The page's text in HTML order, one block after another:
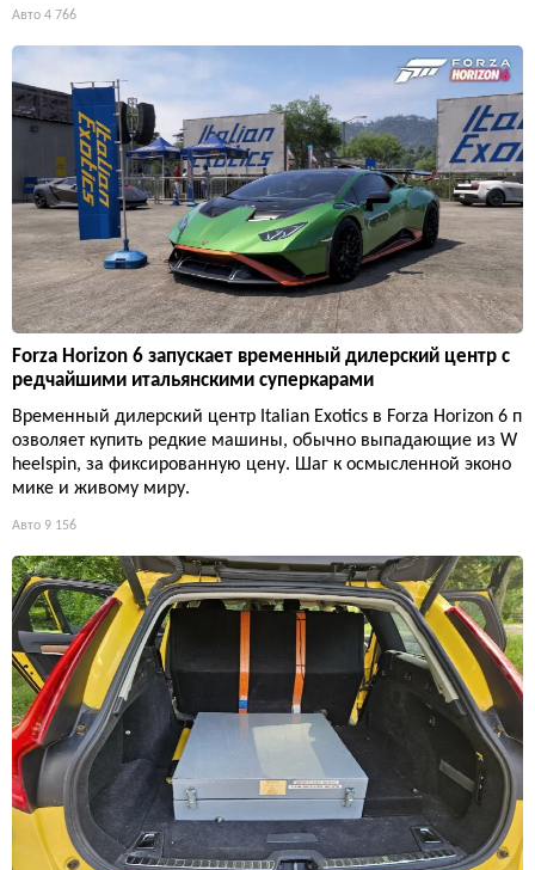
Авто 4 766
Forza Horizon 6 запускает временный дилерский центр с
редчайшими итальянскими суперкарами
Временный дилерский центр Italian Exotics в Forza Horizon 6 п
озволяет купить редкие машины, обычно выпадающие из W
heelspin, за фиксированную цену. Шаг к осмысленной эконо
мике и живому миру.
Авто 9 156